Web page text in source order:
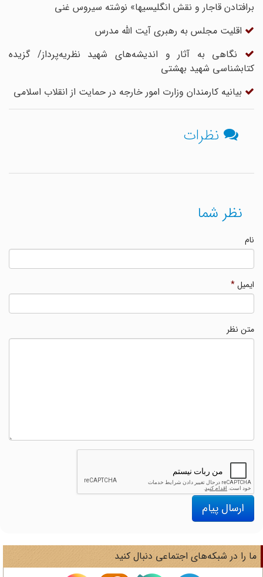
برافتادن قاجار و نقش انگلیسیها» نوشته سیروس غنی
اقلیت مجلس به رهبری آیت الله مدرس
نگاهی به آثار و اندیشه‌های شهید نظریه‌پرداز/ گزیده
کتابشناسی شهید بهشتی
بیانیه کارمندان وزارت امور خارجه در حمایت از انقلاب اسلامی
نظرات
نظر شما
ایمیل*
متن نظر
ارسال پیام
را در شبکه‌های اجتماعی دنبال کنید